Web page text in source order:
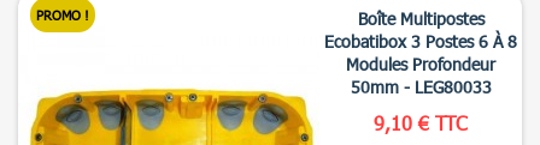
Boîte Multipostes
Ecobatibox 3 Postes 6 À 8
Modules Profondeur
50mm - LEG80033
9,10 € TTC
PROMO !